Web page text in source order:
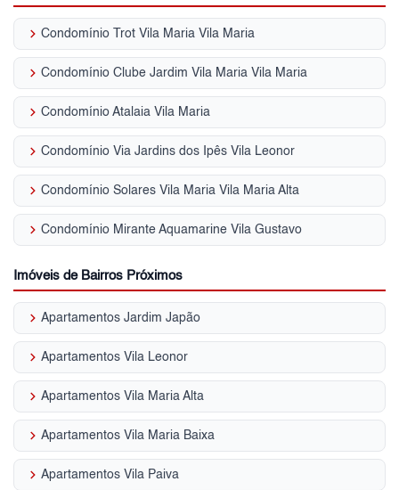
keyboard_arrow_right Condomínio Trot Vila Maria Vila Maria
keyboard_arrow_right Condomínio Clube Jardim Vila Maria Vila Maria
keyboard_arrow_right Condomínio Atalaia Vila Maria
keyboard_arrow_right Condomínio Via Jardins dos Ipês Vila Leonor
keyboard_arrow_right Condomínio Solares Vila Maria Vila Maria Alta
keyboard_arrow_right Condomínio Mirante Aquamarine Vila Gustavo
Imóveis de Bairros Próximos
keyboard_arrow_right Apartamentos Jardim Japão
keyboard_arrow_right Apartamentos Vila Leonor
keyboard_arrow_right Apartamentos Vila Maria Alta
keyboard_arrow_right Apartamentos Vila Maria Baixa
keyboard_arrow_right Apartamentos Vila Paiva